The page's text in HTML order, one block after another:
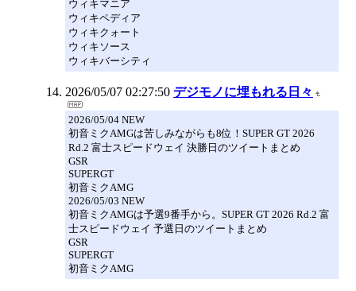
ウィキマニア
ウィキペディア
ウィキクォート
ウィキソース
ウィキバーシティ
2026/05/07 02:27:50 デジモノに埋もれる日々
2026/05/04 NEW
初音ミクAMGは苦しみながらも8位！SUPER GT 2026
Rd.2 富士スピードウェイ 決勝日のツイートまとめ
GSR
SUPERGT
初音ミクAMG
2026/05/03 NEW
初音ミクAMGは予選9番手から。SUPER GT 2026 Rd.2 富
士スピードウェイ 予選日のツイートまとめ
GSR
SUPERGT
初音ミクAMG